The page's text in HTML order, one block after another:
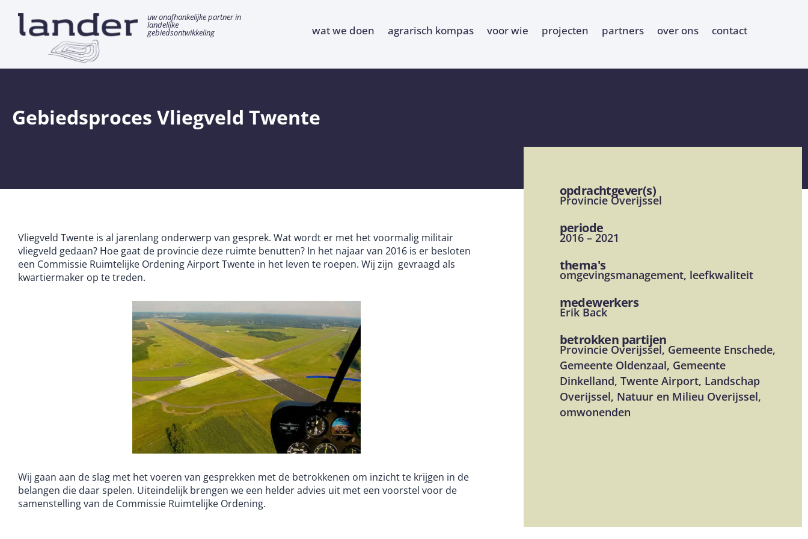
uw onafhankelijke partner in
landelijke
gebiedsontwikkeling wat we doen agrarisch kompas voor wie projecten partners over ons contact
Gebiedsproces Vliegveld Twente
Vliegveld Twente is al jarenlang onderwerp van gesprek. Wat wordt er met het voormalig militair
vliegveld gedaan? Hoe gaat de provincie deze ruimte benutten? In het najaar van 2016 is er besloten
een Commissie Ruimtelijke Ordening Airport Twente in het leven te roepen. Wij zijn gevraagd als
kwartiermaker op te treden.
Wij gaan aan de slag met het voeren van gesprekken met de betrokkenen om inzicht te krijgen in de
belangen die daar spelen. Uiteindelijk brengen we een helder advies uit met een voorstel voor de
samenstelling van de Commissie Ruimtelijke Ordening.
opdrachtgever(s)
Provincie Overijssel
periode
2016 – 2021
thema's
omgevingsmanagement, leefkwaliteit
medewerkers
Erik Back
betrokken partijen
Provincie Overijssel, Gemeente Enschede,
Gemeente Oldenzaal, Gemeente
Dinkelland, Twente Airport, Landschap
Overijssel, Natuur en Milieu Overijssel,
omwonenden